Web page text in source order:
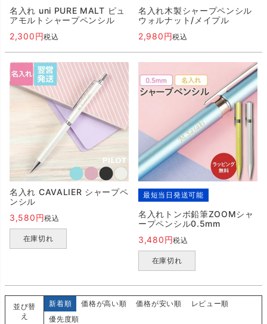
名入れ uni PURE MALT ピュ
アモルトシャープペンシル
2,300
税込
名入れ木製シャープペンシル
ウォルナット/メイプル
2,980
税込
名入れ CAVALIER シャープペ
ンシル
3,580
税込
在庫切れ
最短当日発送可能
名入れトンボ鉛筆ZOOMシャ
ープペンシル0.5mm
3,480
税込
在庫切れ
並び替
え
新着順 価格が高い順 価格が安い順
レビュー順
優先度順